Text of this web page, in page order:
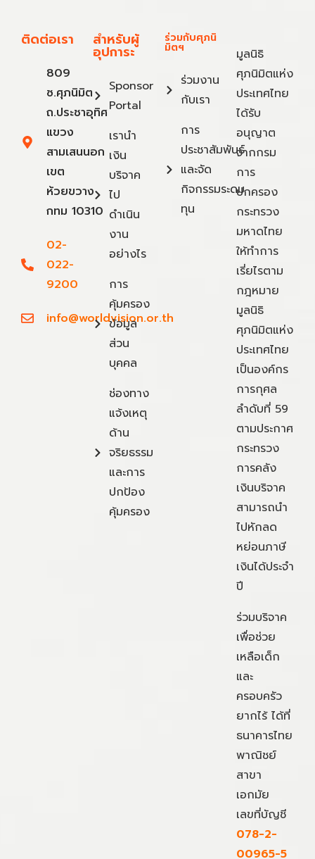
ติดต่อเรา
809
ซ.ศุภนิมิต
ถ.ประชาอุทิศ
แขวง
สามเสนนอก
เขต
ห้วยขวาง
กทม 10310
02-
022-
9200
info@worldvision.or.th
สำหรับผู้
อุปการะ
Sponsor
Portal
เรานำ
เงิน
บริจาค
ไป
ดำเนิน
งาน
อย่างไร
การ
คุ้มครอง
ข้อมูล
ส่วน
บุคคล
ช่องทาง
แจ้งเหตุ
ด้าน
จริยธรรม
และการ
ปกป้อง
คุ้มครอง
ร่วมกับศุภนิ
มิตฯ
ร่วมงาน
กับเรา
การ
ประชาสัมพันธ์
และจัด
กิจกรรมระดม
ทุน
มูลนิธิ
ศุภนิมิตแห่ง
ประเทศไทย
ได้รับ
อนุญาต
จากกรม
การ
ปกครอง
กระทรวง
มหาดไทย
ให้ทำการ
เรี่ยไรตาม
กฎหมาย
มูลนิธิ
ศุภนิมิตแห่ง
ประเทศไทย
เป็นองค์กร
การกุศล
ลำดับที่ 59
ตามประกาศ
กระทรวง
การคลัง
เงินบริจาค
สามารถนำ
ไปหักลด
หย่อนภาษี
เงินได้ประจำ
ปี
ร่วมบริจาค
เพื่อช่วย
เหลือเด็ก
และ
ครอบครัว
ยากไร้ ได้ที่
ธนาคารไทย
พาณิชย์
สาขา
เอกมัย
เลขที่บัญชี
078-2-
00965-5